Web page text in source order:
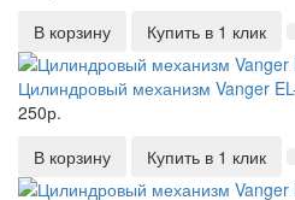
В корзину
Купить в 1 клик
Цилиндровый механизм Vanger
250р.
В корзину
Купить в 1 клик